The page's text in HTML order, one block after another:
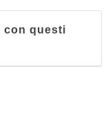
con questi